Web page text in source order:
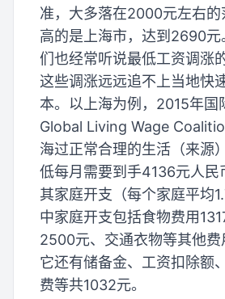
准，大多落在2000元左右的
高的是上海市，达到2690
们也经常听说最低工资调涨
这些调涨远远追不上当地快
本。以上海为例，2015年国
Global Living Wage
海过正常合理的生活（来源
低每月需要到手4136元人民
其家庭开支（每个家庭平均
中家庭开支包括食物费用
2500元、交通衣物等其他费
它还有储备金、工资扣除额
费等共1032元。